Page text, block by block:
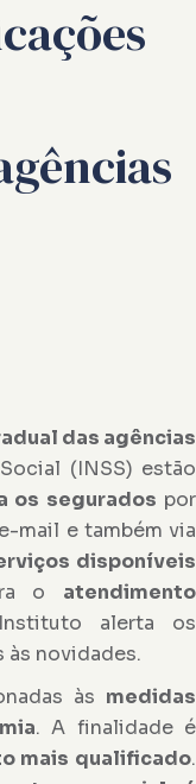
das agências
(INSS) estão
os segurados por
mail e também via
disponíveis
o atendimento
alerta os
às novidades.
às medidas
. A finalidade é
mais qualificado.